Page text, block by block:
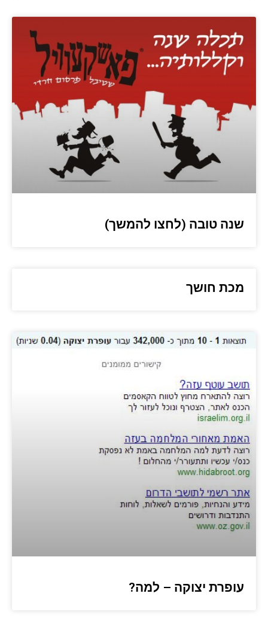
שנה טובה (לחצו להמשך)
מכת חושך
עופרת יצוקה – למה?